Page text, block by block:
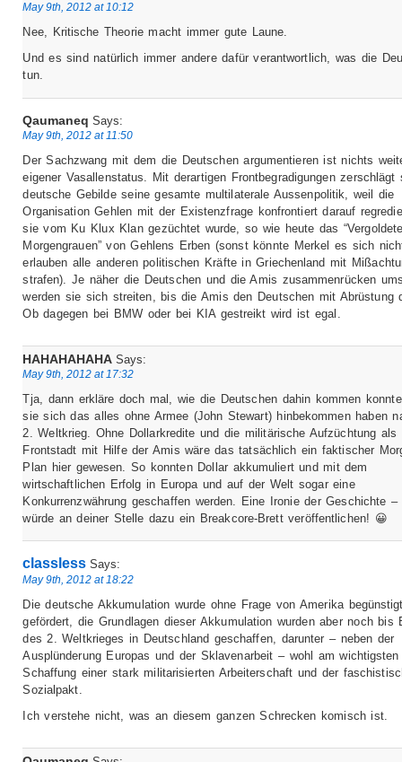
May 9th, 2012 at 10:12
Nee, Kritische Theorie macht immer gute Laune.
Und es sind natürlich immer andere dafür verantwortlich, was die
tun.
Qaumaneq Says:
May 9th, 2012 at 11:50
Der Sachzwang mit dem die Deutschen argumentieren ist nichts
eigener Vasallenstatus. Mit derartigen Frontbegradigungen zerschlägt
deutsche Gebilde seine gesamte multilaterale Aussenpolitik, weil die
Organisation Gehlen mit der Existenzfrage konfrontiert darauf
sie vom Ku Klux Klan gezüchtet wurde, so wie heute das
Morgengrauen” von Gehlens Erben (sonst könnte Merkel es sich
erlauben alle anderen politischen Kräfte in Griechenland mit
strafen). Je näher die Deutschen und die Amis zusammenrücken
werden sie sich streiten, bis die Amis den Deutschen mit Abrüstung
Ob dagegen bei BMW oder bei KIA gestreikt wird ist egal.
HAHAHAHAHA Says:
May 9th, 2012 at 17:32
Tja, dann erkläre doch mal, wie die Deutschen dahin kommen
sie sich das alles ohne Armee (John Stewart) hinbekommen haben
2. Weltkrieg. Ohne Dollarkredite und die militärische Aufzüchtung als
Frontstadt mit Hilfe der Amis wäre das tatsächlich ein faktischer
Plan hier gewesen. So konnten Dollar akkumuliert und mit dem
wirtschaftlichen Erfolg in Europa und auf der Welt sogar eine
Konkurrenzwährung geschaffen werden. Eine Ironie der Geschichte –
würde an deiner Stelle dazu ein Breakcore-Brett veröffentlichen! 😀
classless Says:
May 9th, 2012 at 18:22
Die deutsche Akkumulation wurde ohne Frage von Amerika
gefördert, die Grundlagen dieser Akkumulation wurden aber noch bis
des 2. Weltkrieges in Deutschland geschaffen, darunter – neben der
Ausplünderung Europas und der Sklavenarbeit – wohl am
Schaffung einer stark militarisierten Arbeiterschaft und der
Sozialpakt.
Ich verstehe nicht, was an diesem ganzen Schrecken komisch ist.